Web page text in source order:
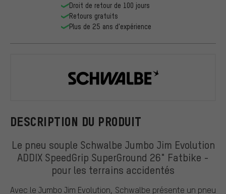
DESCRIPTION DU PRODUIT
Le pneu souple Schwalbe Jumbo Jim Evolution
ADDIX SpeedGrip SuperGround 26" Fatbike -
pour les terrains accidentés
Avec le Jumbo Jim Evolution, Schwalbe présente un pneu
Droit de retour de 100 jours
Retours gratuits
Plus de 25 ans d'expérience